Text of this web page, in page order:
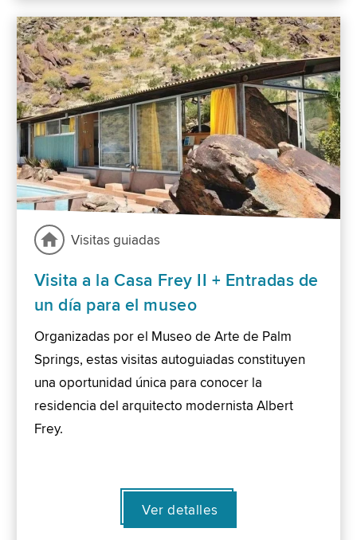
Visitas guiadas
Visita a la Casa Frey II + Entradas de
un día para el museo
Organizadas por el Museo de Arte de Palm
Springs, estas visitas autoguiadas constituyen
una oportunidad única para conocer la
residencia del arquitecto modernista Albert
Frey.
Ver detalles